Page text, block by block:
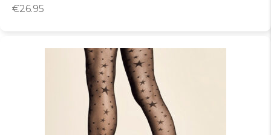
€26.95